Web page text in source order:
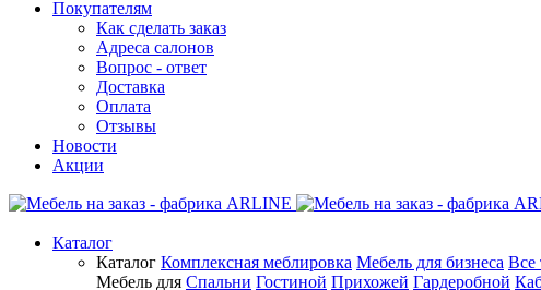
Покупателям
Как сделать заказ
Адреса салонов
Вопрос - ответ
Доставка
Оплата
Отзывы
Новости
Акции
Каталог
Каталог Комплексная меблировка Мебель для бизнеса Все
Мебель для Спальни Гостиной Прихожей Гардеробной